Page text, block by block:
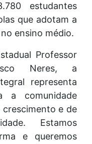
estudantes
que adotam a
ensino médio.
Professor
Neres, a
representa
a comunidade
crescimento e de
Estamos
e queremos